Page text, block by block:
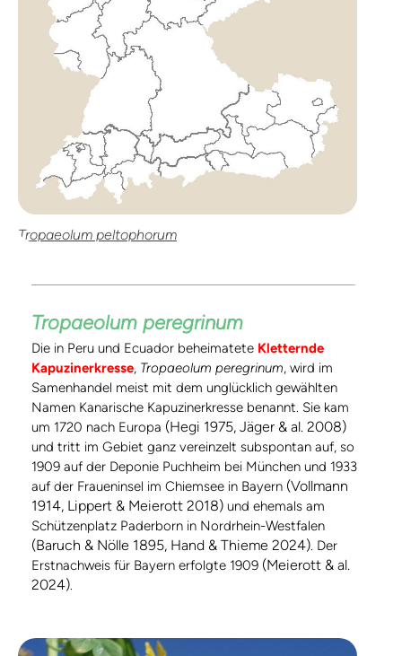
Tropaeolum peltophorum
Tropaeolum peregrinum
Die in Peru und Ecuador beheimatete Kletternde
Kapuzinerkresse, Tropaeolum peregrinum, wird im
Samenhandel meist mit dem unglücklich gewählten
Namen Kanarische Kapuzinerkresse benannt. Sie kam
um 1720 nach Europa (Hegi 1975, Jäger & al. 2008)
und tritt im Gebiet ganz vereinzelt subspontan auf, so
1909 auf der Deponie Puchheim bei München und 1933
auf der Fraueninsel im Chiemsee in Bayern (Vollmann
1914, Lippert & Meierott 2018) und ehemals am
Schützenplatz Paderborn in Nordrhein-Westfalen
(Baruch & Nölle 1895, Hand & Thieme 2024). Der
Erstnachweis für Bayern erfolgte 1909 (Meierott & al.
2024).